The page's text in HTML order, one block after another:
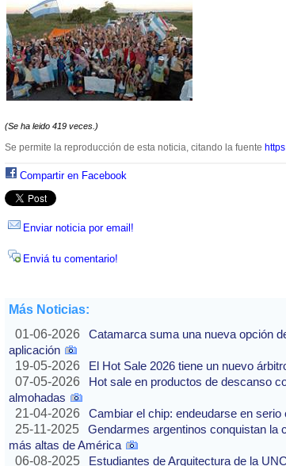
(Se ha leido 419 veces.)
Se permite la reproducción de esta noticia, citando la fuente
Compartir en Facebook
Enviar noticia por email!
Enviá tu comentario!
Más Noticias:
01-06-2026
Catamarca suma una nueva opción
aplicación
19-05-2026
El Hot Sale 2026 tiene un nuevo
07-05-2026
Hot sale en productos de descanso
almohadas
21-04-2026
Cambiar el chip: endeudarse en serio
25-11-2025
Gendarmes argentinos conquistan la
más altas de América
06-08-2025
Estudiantes de Arquitectura de la